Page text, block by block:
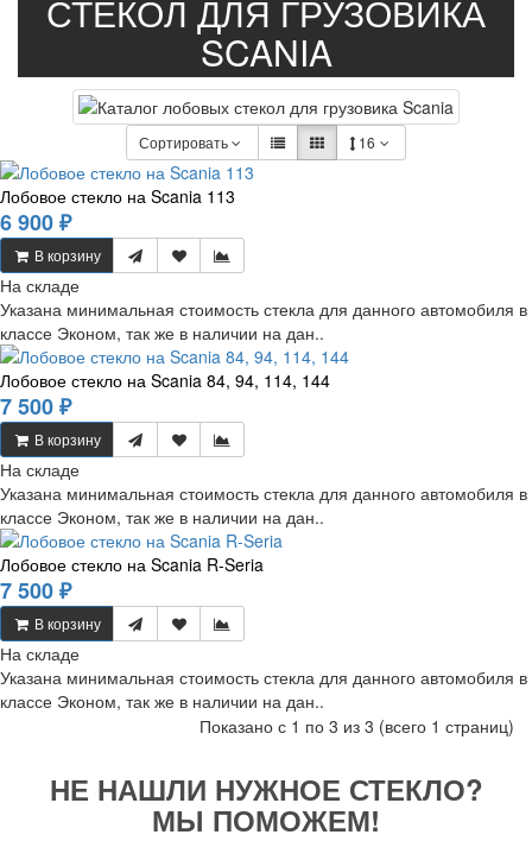
СТЕКОЛ ДЛЯ ГРУЗОВИКА
SCANIA
Сортировать 16
Лобовое стекло на Scania 113
6 900 ₽
В корзину
На складе
Указана минимальная стоимость стекла для данного автомобиля в
классе Эконом, так же в наличии на дан..
Лобовое стекло на Scania 84, 94, 114, 144
7 500 ₽
В корзину
На складе
Указана минимальная стоимость стекла для данного автомобиля в
классе Эконом, так же в наличии на дан..
Лобовое стекло на Scania R-Seria
7 500 ₽
В корзину
На складе
Указана минимальная стоимость стекла для данного автомобиля в
классе Эконом, так же в наличии на дан..
Показано с 1 по 3 из 3 (всего 1 страниц)
НЕ НАШЛИ НУЖНОЕ СТЕКЛО?
МЫ ПОМОЖЕМ!